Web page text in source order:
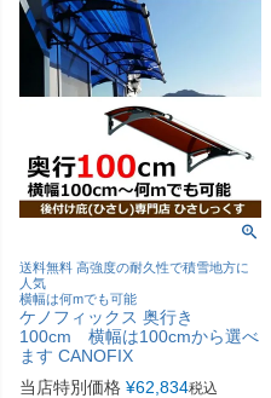
送料無料 高強度の耐久性で積雪地方に
人気
横幅は何mでも可能
ケノフィックス 奥行き
100cm 横幅は100cmから選べ
ます CANOFIX
当店特別価格 ¥62,834税込